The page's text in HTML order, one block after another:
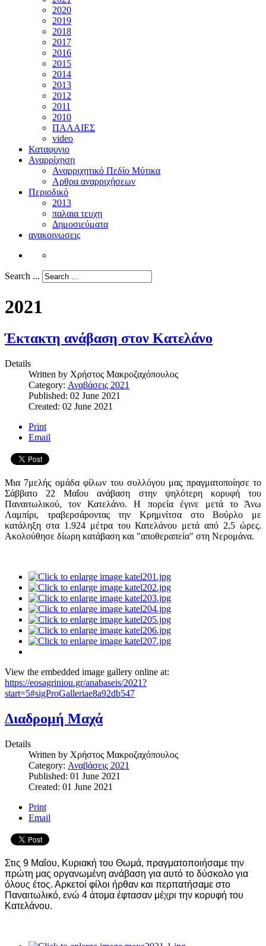
2020
2019
2018
2017
2016
2015
2014
2013
2012
2011
2010
ΠΑΛΑΙΕΣ
video
Καταφυγιο
Αναρρίχηση
Αναρριχητικό Πεδίο Μύτικα
Αρθρα αναρριχήσεων
Περιοδικό
2013
παλαια τευχη
Δημοσιεύματα
ανακοινωσεις
Search ...
2021
Έκτακτη ανάβαση στον Κατελάνο
Details
Written by Χρήστος Μακροζαχόπουλος
Category: Αναβάσεις 2021
Published: 02 June 2021
Created: 02 June 2021
Print
Email
Μια 7μελής ομάδα φίλων του συλλόγου μας πραγματοποίησε το
Σάββατο 22 Μαΐου ανάβαση στην ψηλότερη κορυφή του
Παναιτωλικού, τον Κατελάνο. Η πορεία έγινε μετά το Άνω
Λαμπίρι, τραβερσάροντας την Κρημνίτσα στο Βούρλο με
κατάληξη στα 1.924 μέτρα του Κατελάνου μετά από 2,5 ώρες.
Ακολούθησε δίωρη κατάβαση και "αποθεραπεία" στη Νερομάνα.
View the embedded image gallery online at:
https://eosagriniou.gr/anabaseis/2021?
start=5#sigProGalleriae8a92db547
Διαδρομή Μαχά
Details
Written by Χρήστος Μακροζαχόπουλος
Category: Αναβάσεις 2021
Published: 01 June 2021
Created: 01 June 2021
Print
Email
Στις 9 Μαΐου, Κυριακή του Θωμά, πραγματοποιήσαμε την
πρώτη μας οργανωμένη ανάβαση για αυτό το δύσκολο για
όλους έτος. Αρκετοί φίλοι ήρθαν και περπατήσαμε στο
Παναιτωλικό, ενώ 4 άτομα έφτασαν μέχρι την κορυφή του
Κατελάνου.